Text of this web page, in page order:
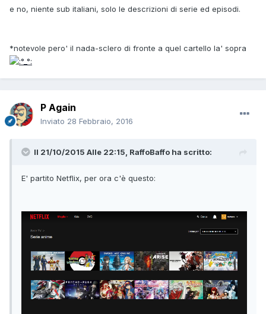
e no, niente sub italiani, solo le descrizioni di serie ed episodi.
*notevole pero' il nada-sclero di fronte a quel cartello la' sopra
P Again
Inviato 28 Febbraio, 2016
Il 21/10/2015 Alle 22:15, RaffoBaffo ha scritto:
E' partito Netflix, per ora c'è questo: